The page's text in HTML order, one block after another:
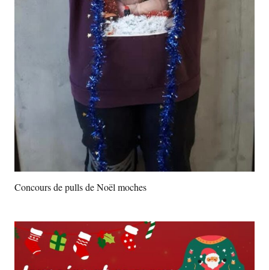
Concours de pulls de Noël moches